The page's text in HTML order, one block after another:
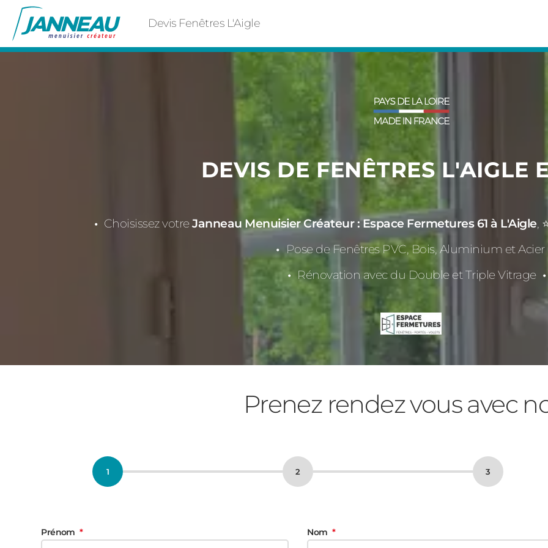
Devis Fenêtres L'Aigle
DEVIS DE FENÊTRES L'AIGLE
Choisissez votreJanneau Menuisier Créateur : Espace Fermetures 61 à L'Aigle,
Pose de Fenêtres PVC, Bois, Aluminium et Acier
Rénovation avec du Double et Triple Vitrage
Prenez rendez vous avec
Prénom Nom